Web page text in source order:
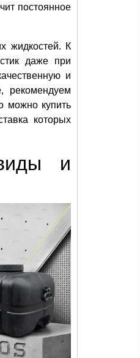
постоянное
жидкостей. К
даже при
и
рекомендуем
можно купить
которых
и